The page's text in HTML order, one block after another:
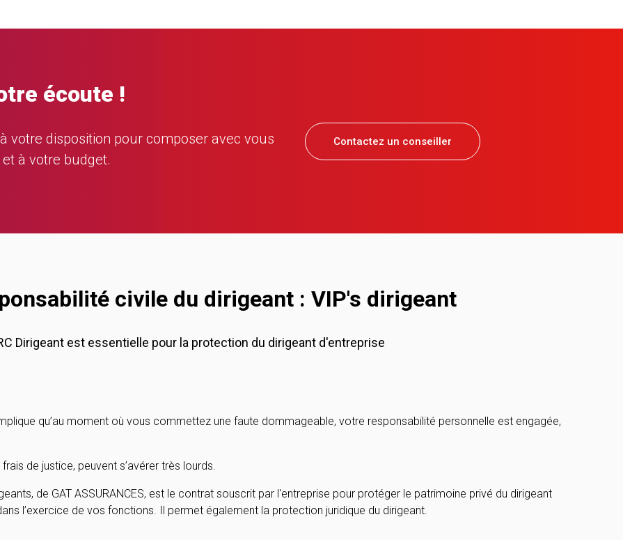
écoute !
votre disposition pour composer avec vous
à votre budget.
Contactez un conseiller
civile du dirigeant : VIP's dirigeant
Dirigeant est essentielle pour la protection du dirigeant d'entreprise
qu’au moment où vous commettez une faute dommageable, votre responsabilité personnelle est engagée,
de justice, peuvent s’avérer très lourds.
de GAT ASSURANCES, est le contrat souscrit par l'entreprise pour protéger le patrimoine privé du dirigeant
l’exercice de vos fonctions. Il permet également la protection juridique du dirigeant.